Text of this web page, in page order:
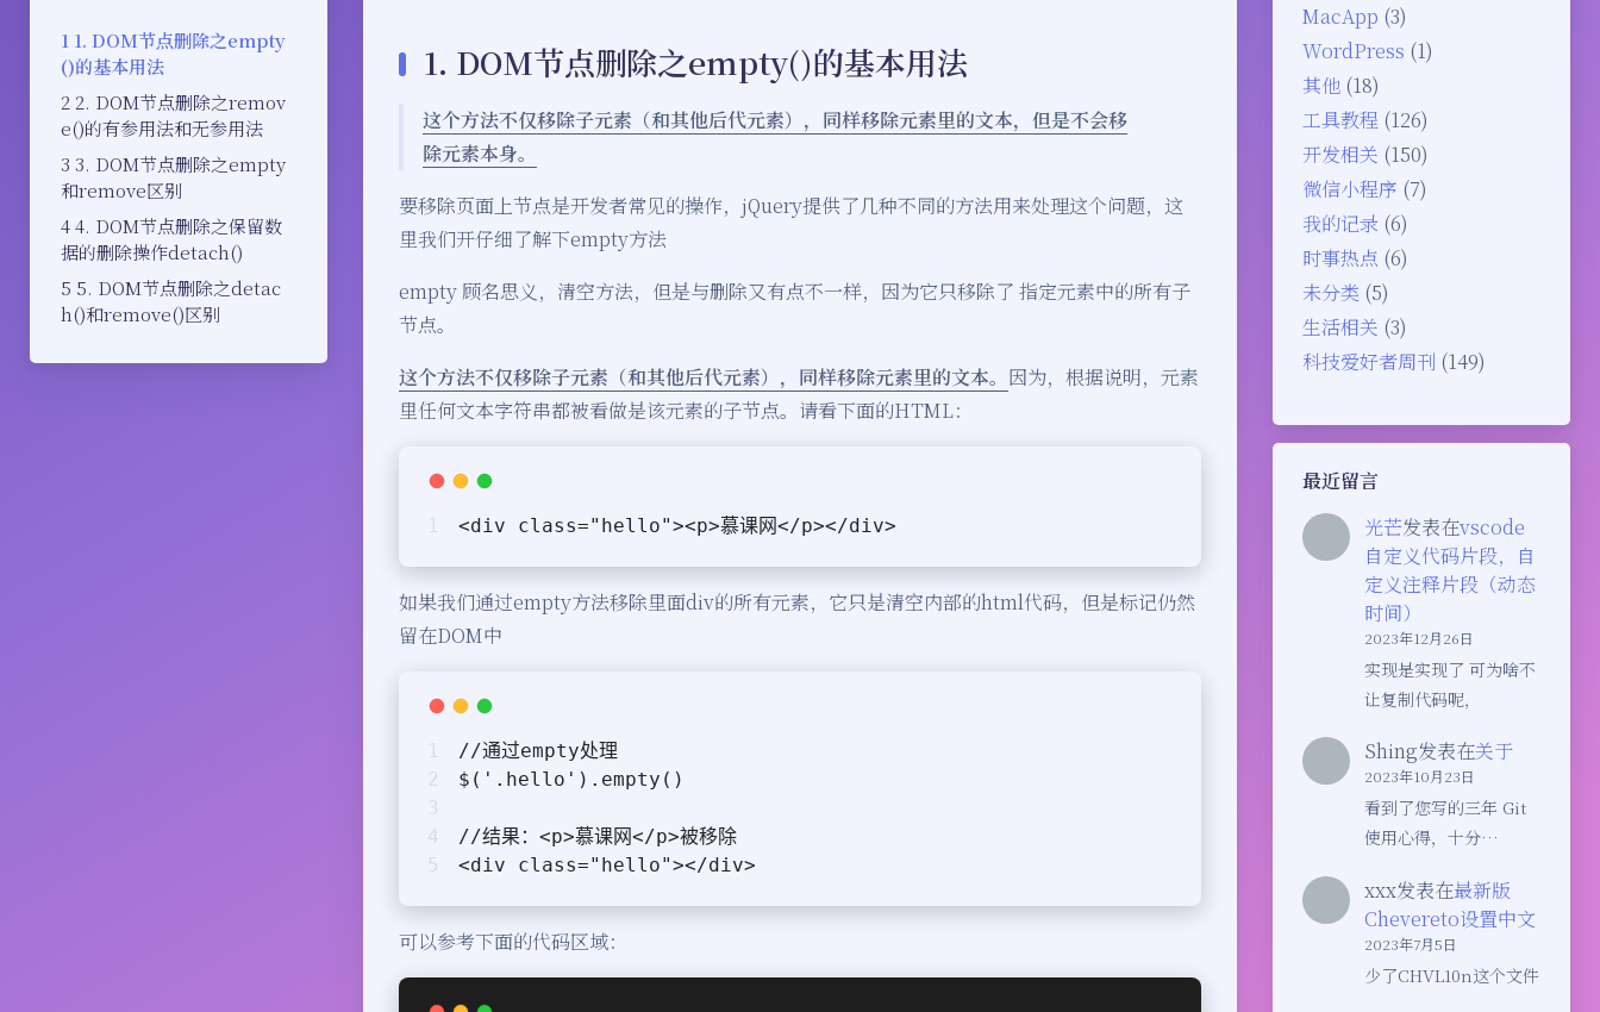
1. DOM节点删除之empty
()的基本用法
2. DOM节点删除之remov
e()的有参用法和无参用法
3. DOM节点删除之empty
和remove区别
4. DOM节点删除之保留数
据的删除操作detach()
5. DOM节点删除之detac
h()和remove()区别
MacApp (3)
WordPress (1)
其他 (18)
工具教程 (126)
开发相关 (150)
微信小程序 (7)
我的记录 (6)
时事热点 (6)
未分类 (5)
生活相关 (3)
科技爱好者周刊 (149)
最近留言
光芒发表在vscode
自定义代码片段，自
定义注释片段（动态
时间）
2023年12月26日
实现是实现了 可为啥不
让复制代码呢，
Shing发表在关于
2023年10月23日
看到了您写的三年 Git
使用心得，十分…
xxx发表在最新版
Chevereto设置中文
2023年7月5日
少了CHVL10n这个文件
1. DOM节点删除之empty()的基本用法
这个方法不仅移除子元素（和其他后代元素），同样移除元素里的文本，但是不会移
除元素本身。
要移除页面上节点是开发者常见的操作，jQuery提供了几种不同的方法用来处理这个问题，这
里我们开仔细了解下empty方法
empty 顾名思义，清空方法，但是与删除又有点不一样，因为它只移除了 指定元素中的所有子
节点。
这个方法不仅移除子元素（和其他后代元素），同样移除元素里的文本。 因为，根据说明，元素
里任何文本字符串都被看做是该元素的子节点。请看下面的HTML：
<div class="hello"><p>慕课网</p></div>
如果我们通过empty方法移除里面div的所有元素，它只是清空内部的html代码，但是标记仍然
留在DOM中
//通过empty处理
$('.hello').empty()
//结果：<p>慕课网</p>被移除
<div class="hello"></div>
可以参考下面的代码区域：